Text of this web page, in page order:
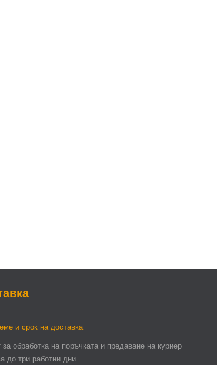
и срок на доставка
за обработка на поръчката и предаване на куриер
до три работни дни.